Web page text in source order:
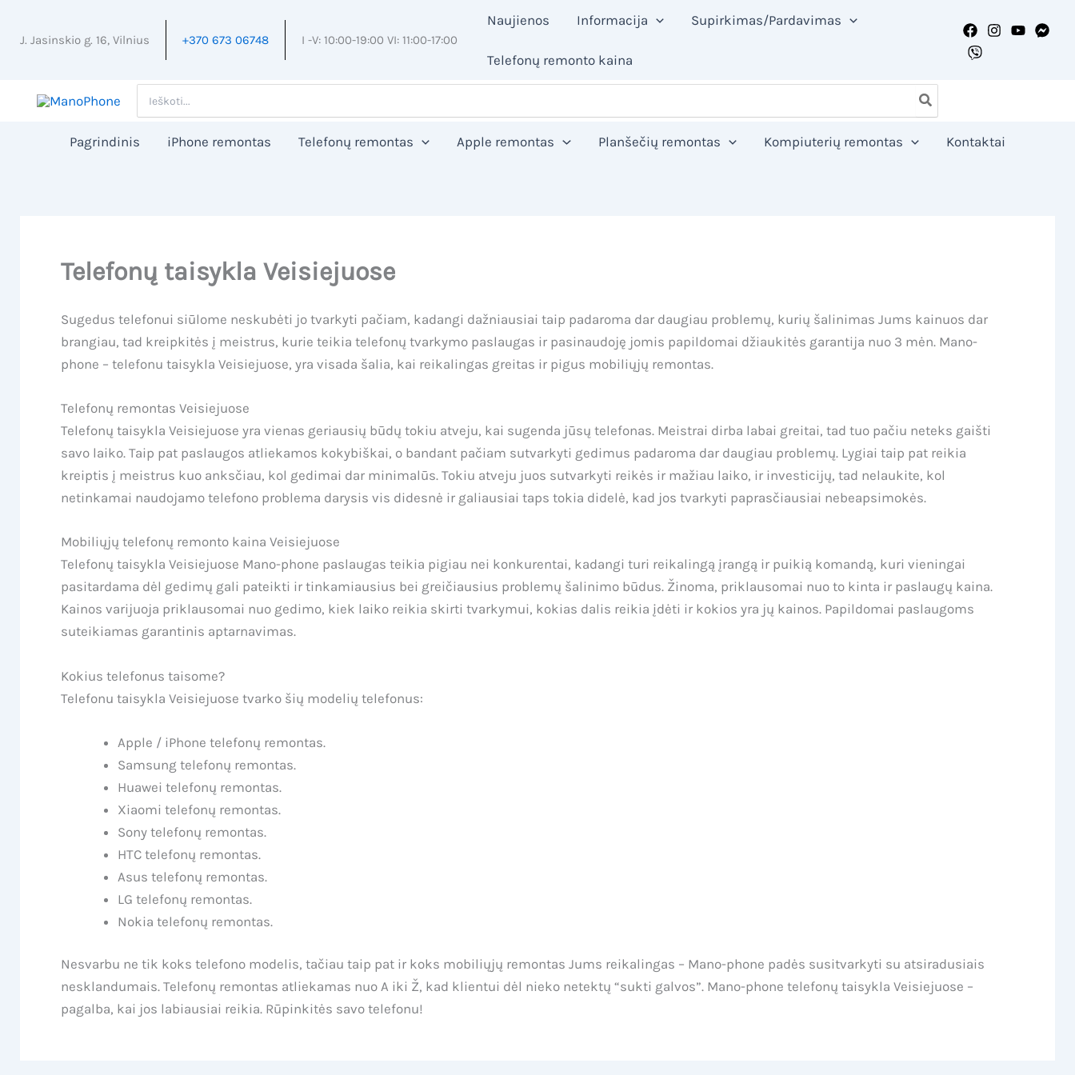
prieJ. Jasinskio g. 16, Vilnius +370 673 06748 I -V: 10:00-19:00 VI: 11:00-17:00
Naujienos Informacija Supirkimas/Pardavimas
Telefonų remonto kaina
for:
Pagrindinis iPhone remontas Telefonų remontas Apple remontas Planšečių remontas Kompiuterių remontas Kontaktai
Telefonų taisykla Veisiejuose
Sugedus telefonui siūlome neskubėti jo tvarkyti pačiam, kadangi dažniausiai taip padaroma dar daugiau problemų, kurių šalinimas Jums kainuos dar
brangiau, tad kreipkitės į meistrus, kurie teikia telefonų tvarkymo paslaugas ir pasinaudoję jomis papildomai džiaukitės garantija nuo 3 mėn. Mano-
phone – telefonu taisykla Veisiejuose, yra visada šalia, kai reikalingas greitas ir pigus mobiliųjų remontas.
Telefonų remontas Veisiejuose
Telefonų taisykla Veisiejuose yra vienas geriausių būdų tokiu atveju, kai sugenda jūsų telefonas. Meistrai dirba labai greitai, tad tuo pačiu neteks gaišti
savo laiko. Taip pat paslaugos atliekamos kokybiškai, o bandant pačiam sutvarkyti gedimus padaroma dar daugiau problemų. Lygiai taip pat reikia
kreiptis į meistrus kuo anksčiau, kol gedimai dar minimalūs. Tokiu atveju juos sutvarkyti reikės ir mažiau laiko, ir investicijų, tad nelaukite, kol
netinkamai naudojamo telefono problema darysis vis didesnė ir galiausiai taps tokia didelė, kad jos tvarkyti paprasčiausiai nebeapsimokės.
Mobiliųjų telefonų remonto kaina Veisiejuose
Telefonų taisykla Veisiejuose Mano-phone paslaugas teikia pigiau nei konkurentai, kadangi turi reikalingą įrangą ir puikią komandą, kuri vieningai
pasitardama dėl gedimų gali pateikti ir tinkamiausius bei greičiausius problemų šalinimo būdus. Žinoma, priklausomai nuo to kinta ir paslaugų kaina.
Kainos varijuoja priklausomai nuo gedimo, kiek laiko reikia skirti tvarkymui, kokias dalis reikia įdėti ir kokios yra jų kainos. Papildomai paslaugoms
suteikiamas garantinis aptarnavimas.
Kokius telefonus taisome?
Telefonu taisykla Veisiejuose tvarko šių modelių telefonus:
Apple / iPhone telefonų remontas.
Samsung telefonų remontas.
Huawei telefonų remontas.
Xiaomi telefonų remontas.
Sony telefonų remontas.
HTC telefonų remontas.
Asus telefonų remontas.
LG telefonų remontas.
Nokia telefonų remontas.
Nesvarbu ne tik koks telefono modelis, tačiau taip pat ir koks mobiliųjų remontas Jums reikalingas – Mano-phone padės susitvarkyti su atsiradusiais
nesklandumais. Telefonų remontas atliekamas nuo A iki Ž, kad klientui dėl nieko netektų “sukti galvos”. Mano-phone telefonų taisykla Veisiejuose –
pagalba, kai jos labiausiai reikia. Rūpinkitės savo telefonu!